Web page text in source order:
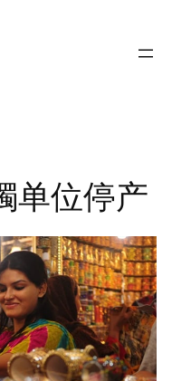
单位停产